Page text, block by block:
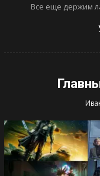
Все еще держим